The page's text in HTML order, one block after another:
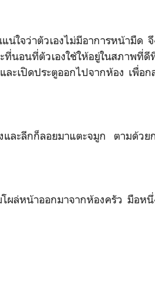
จว่าตัวเองไม่มีอาการหน้ามืด จึ
นอนที่ตัวเองใช้ให้อยู่ในสภาพที่
ะเปิดประตูออกไปจากห้อง เพื่อ
ะลีกก็ลอยมาแตะจมูก ตามด้วย
ผล่หน้าออกมาจากห้องครัว มือห